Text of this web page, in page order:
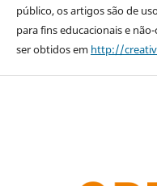
público, os artigos são de
para fins educacionais e
ser obtidos em http://